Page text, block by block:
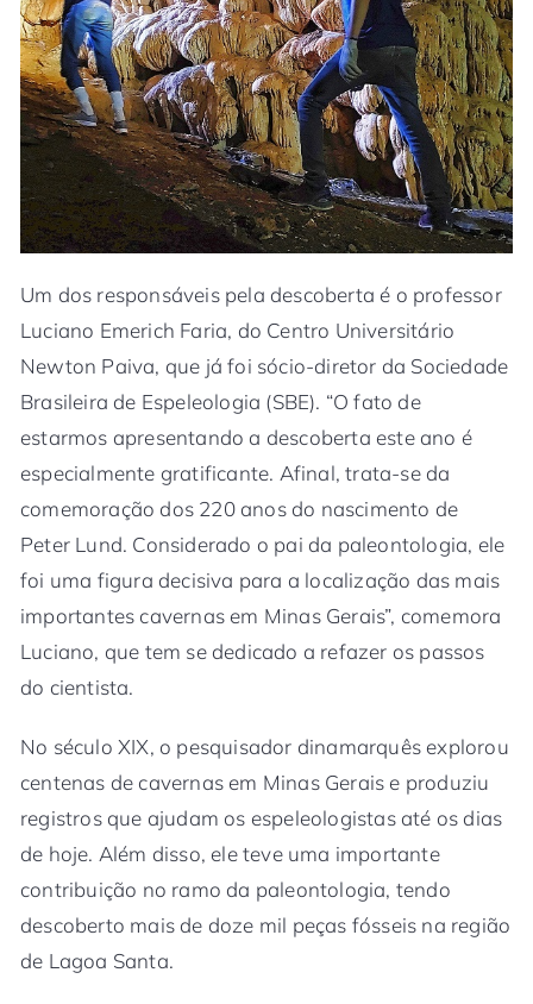
Um dos responsáveis pela descoberta é o professor
Luciano Emerich Faria, do Centro Universitário
Newton Paiva, que já foi sócio-diretor da Sociedade
Brasileira de Espeleologia (SBE). “O fato de
estarmos apresentando a descoberta este ano é
especialmente gratificante. Afinal, trata-se da
comemoração dos 220 anos do nascimento de
Peter Lund. Considerado o pai da paleontologia, ele
foi uma figura decisiva para a localização das mais
importantes cavernas em Minas Gerais”, comemora
Luciano, que tem se dedicado a refazer os passos
do cientista.
No século XIX, o pesquisador dinamarquês explorou
centenas de cavernas em Minas Gerais e produziu
registros que ajudam os espeleologistas até os dias
de hoje. Além disso, ele teve uma importante
contribuição no ramo da paleontologia, tendo
descoberto mais de doze mil peças fósseis na região
de Lagoa Santa.